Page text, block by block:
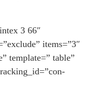
3 66″
items=”3″
template=” table”